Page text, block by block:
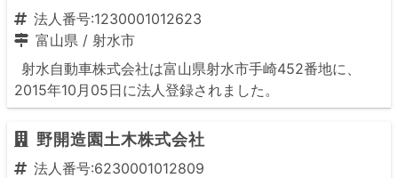
法人番号:1230001012623
富山県 / 射水市
射水自動車株式会社は富山県射水市手崎452番地に、
2015年10月05日に法人登録されました。
野開造園土木株式会社
法人番号:6230001012809